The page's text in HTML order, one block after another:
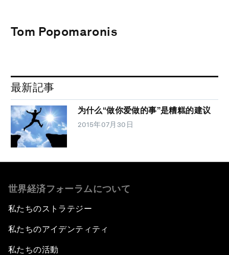
Tom Popomaronis
最新記事
为什么“做你爱做的事”是糟糕的建议
2015年07月30日
世界経済フォーラムについて
私たちのストラテジー
私たちのアイデンティティ
私たちの活動